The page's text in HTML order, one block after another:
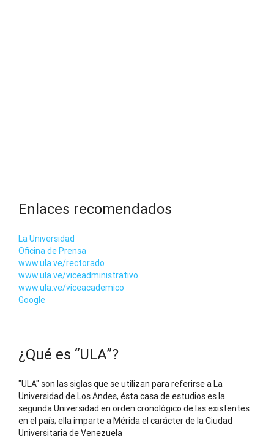
Enlaces recomendados
La Universidad
Oficina de Prensa
www.ula.ve/rectorado
www.ula.ve/viceadministrativo
www.ula.ve/viceacademico
Google
¿Qué es “ULA”?
"ULA" son las siglas que se utilizan para referirse a La
Universidad de Los Andes, ésta casa de estudios es la
segunda Universidad en orden cronológico de las existentes
en el país; ella imparte a Mérida el carácter de la Ciudad
Universitaria de Venezuela